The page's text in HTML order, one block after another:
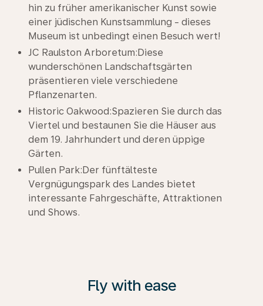
hin zu früher amerikanischer Kunst sowie
einer jüdischen Kunstsammlung - dieses
Museum ist unbedingt einen Besuch wert!
JC Raulston Arboretum:Diese
wunderschönen Landschaftsgärten
präsentieren viele verschiedene
Pflanzenarten.
Historic Oakwood:Spazieren Sie durch das
Viertel und bestaunen Sie die Häuser aus
dem 19. Jahrhundert und deren üppige
Gärten.
Pullen Park:Der fünftälteste
Vergnügungspark des Landes bietet
interessante Fahrgeschäfte, Attraktionen
und Shows.
Fly with ease